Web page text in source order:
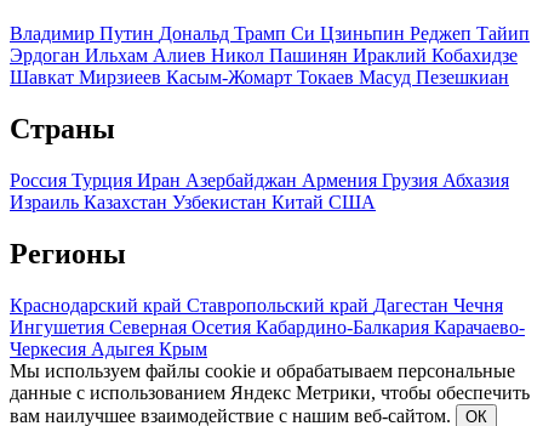
Владимир Путин Дональд Трамп Си Цзиньпин Реджеп Тайип
Эрдоган Ильхам Алиев Никол Пашинян Ираклий Кобахидзе
Шавкат Мирзиеев Касым-Жомарт Токаев Масуд Пезешкиан
Страны
Россия Турция Иран Азербайджан Армения Грузия Абхазия
Израиль Казахстан Узбекистан Китай США
Регионы
Краснодарский край Ставропольский край Дагестан Чечня
Ингушетия Северная Осетия Кабардино-Балкария Карачаево-
Черкесия Адыгея Крым
Мы используем файлы cookie и обрабатываем персональные
данные с использованием Яндекс Метрики, чтобы обеспечить
вам наилучшее взаимодействие с нашим веб-сайтом.
ОК